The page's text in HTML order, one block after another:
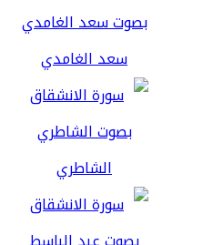
سعد الغامدي
الشاطري